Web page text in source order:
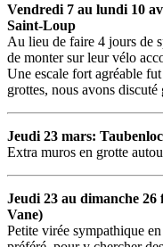
Vendredi 7 au lundi 10
Saint-Loup
Au lieu de faire 4 jours de
de monter sur leur vélo
Une escale fort agréable
grottes, nous avons discuté
Jeudi 23 mars:
Extra muros en grotte
Jeudi 23 au dimanche
Vane)
Petite virée sympathique